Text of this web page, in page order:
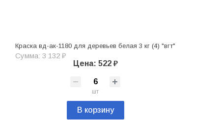
Краска вд-ак-1180 для деревьев белая 3 кг (4) "вгт"
Сумма: 3 132 ₽
Цена: 522 ₽
шт
В корзину